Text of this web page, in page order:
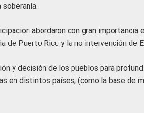
soberanía.
abordaron con gran
de Puerto Rico y la no intervención de
y decisión de los pueblos para
en distintos países, (como la base de